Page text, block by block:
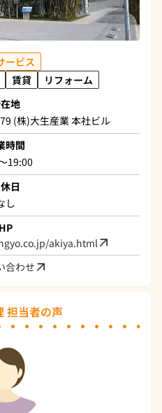
ービス
賃貸
リフォーム
地
(株)大生産業 本社ビル
時間
19:00
日
し
HP
akiya.html
合わせ
担当者の声